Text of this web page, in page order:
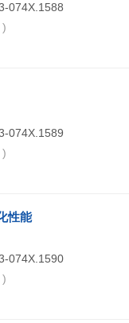
074X.1588
)
074X.1589
)
性能
074X.1590
)